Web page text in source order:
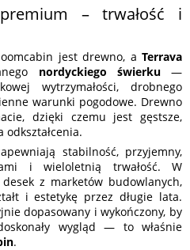
– trwałość i
jest drewno, a Terrava
nordyckiego świerku—
wytrzymałości, drobnego
warunki pogodowe. Drewno
dzięki czemu jest gęstsze,
stabilność, przyjemny,
i wieloletnią trwałość. W
z marketów budowlanych,
i estetykę przez długie lata.
dopasowany i wykończony, by
wygląd — to właśnie
.